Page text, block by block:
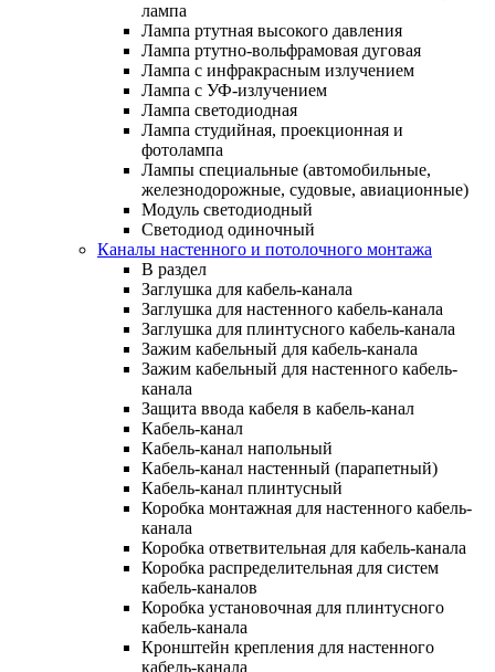
лампа
Лампа ртутная высокого давления
Лампа ртутно-вольфрамовая дуговая
Лампа с инфракрасным излучением
Лампа с УФ-излучением
Лампа светодиодная
Лампа студийная, проекционная и
фотолампа
Лампы специальные (автомобильные,
железнодорожные, судовые, авиационные)
Модуль светодиодный
Светодиод одиночный
Каналы настенного и потолочного монтажа
В раздел
Заглушка для кабель-канала
Заглушка для настенного кабель-канала
Заглушка для плинтусного кабель-канала
Зажим кабельный для кабель-канала
Зажим кабельный для настенного кабель-
канала
Защита ввода кабеля в кабель-канал
Кабель-канал
Кабель-канал напольный
Кабель-канал настенный (парапетный)
Кабель-канал плинтусный
Коробка монтажная для настенного кабель-
канала
Коробка ответвительная для кабель-канала
Коробка распределительная для систем
кабель-каналов
Коробка установочная для плинтусного
кабель-канала
Кронштейн крепления для настенного
кабель-канала